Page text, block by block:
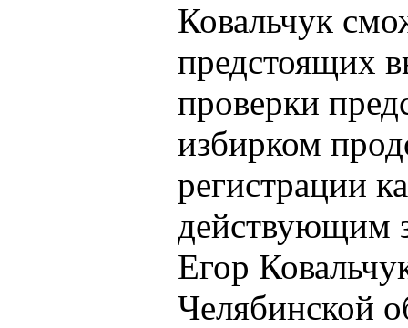
Ковальчук
предстоящих
проверки
избирком
регистрации
действующим
Егор
Челябинской